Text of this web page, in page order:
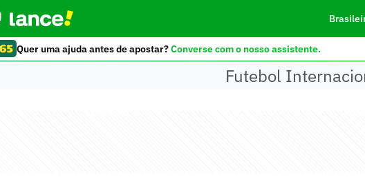
Quer uma ajuda antes de apostar?Converse com o nosso assistente.
Futebol